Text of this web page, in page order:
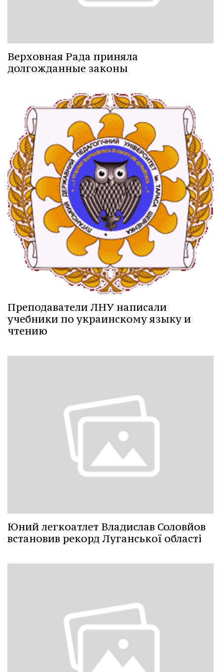
Верховная Рада приняла
долгожданные законы
Преподаватели ЛНУ написали
учебники по украинскому языку и
чтению
Юний легкоатлет Владислав Соловйов
встановив рекорд Луганської області